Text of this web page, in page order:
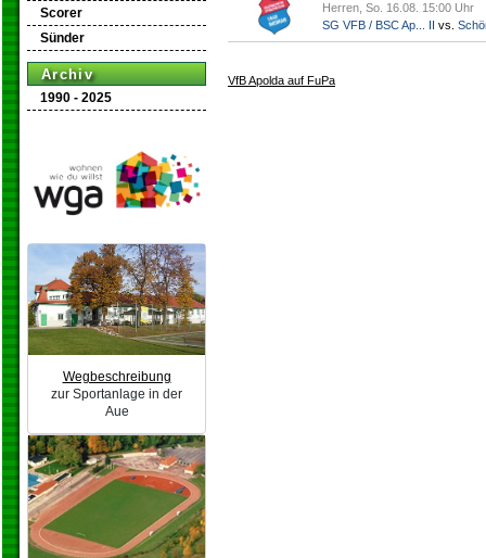
Scorer
Sünder
Archiv
1990 - 2025
Wegbeschreibung
zur Sportanlage in der
Aue
Herren, So. 16.08. 15:00 Uhr
SG VFB / BSC Ap... II vs.
VfB Apolda auf FuPa